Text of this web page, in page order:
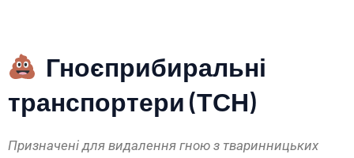
Гноєприбиральні
транспортери (ТСН)
Призначені для видалення гною з тваринницьких